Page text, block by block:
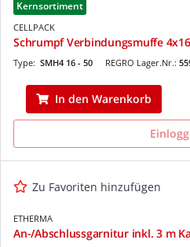
Kernsortiment
CELLPACK
Schrumpf Verbindungsmuffe
REGRO Lager.Nr.:
Type: SMH4 16 - 50
In den Warenkorb
Zu Favoriten hinzufügen
ETHERMA
An-/Abschlussgarnitur inkl. 3 m